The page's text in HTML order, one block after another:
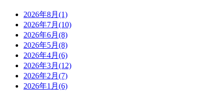
2026年8月(1)
2026年7月(10)
2026年6月(8)
2026年5月(8)
2026年4月(6)
2026年3月(12)
2026年2月(7)
2026年1月(6)